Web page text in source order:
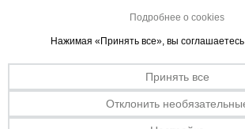
комплекты
Сварочные
аппараты
хостингам, облачным сервисам и
6. Трансграничная передача:
Я подтверждаю согласие на
персональных данных в страны,
надлежащий уровень защиты, а также в
включенные в перечень Роскомнадзора —
соблюдения требований ФЗ-152 и GDPR.
«Предоставляя согласие, пользователь
Подробнее о cookies
Нажимая «Принять все», вы
Принять все
Отклонить